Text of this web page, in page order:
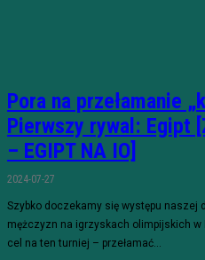
Pora na przełamanie
Pierwszy rywal: Egipt
– EGIPT NA IO]
2024-07-27
Szybko doczekamy się występu naszej
mężczyzn na igrzyskach olimpijskich w
cel na ten turniej – przełamać...